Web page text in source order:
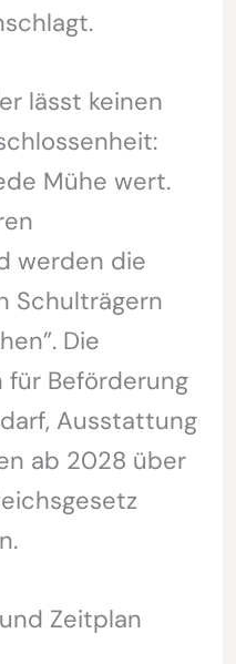
lässt keinen
Mühe wert.
werden die
Schulträgern
Die
für Beförderung
Ausstattung
ab 2028 über
Zeitplan